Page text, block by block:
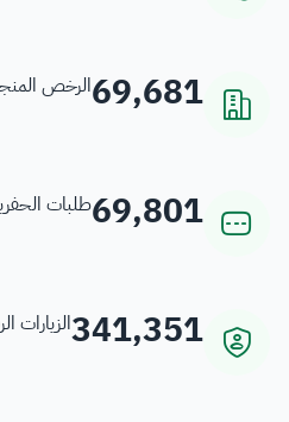
69,681الرخص
69,801طلبات
341,351الزيارات